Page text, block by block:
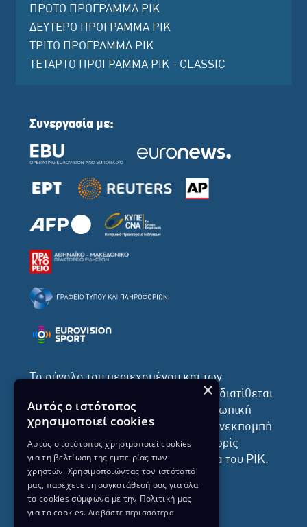
ΠΡΩΤΟ ΠΡΟΓΡΑΜΜΑ ΡΙΚ
ΔΕΥΤΕΡΟ ΠΡΟΓΡΑΜΜΑ ΡΙΚ
ΤΡΙΤΟ ΠΡΟΓΡΑΜΜΑ ΡΙΚ
ΤΕΤΑΡΤΟ ΠΡΟΓΡΑΜΜΑ ΡΙΚ - CLASSIC
Συνεργασία με:
Το σύνολο του περιεχομένου και των
υπηρεσιών της ιστοσελίδας του ΡΙΚ διατίθεται
στους επισκέπτες αυστηρά για προσωπική
χρήση. Απαγορεύεται η χρήση ή επανεκπομπή
του, σε οποιοδήποτε μορφή, με ή χωρίς
επεξεργασία και χωρίς γραπτή άδεια του ΡΙΚ.
×
Αυτός ο ιστότοπος
χρησιμοποιεί cookies
Αυτός ο ιστότοπος χρησιμοποιεί cookies
για τη βελτίωση της εμπειρίας των
χρηστών. Χρησιμοποιώντας τον ιστότοπό
μας, παρέχετε τη συγκατάθεσή σας για όλα
τα cookies σύμφωνα με την Πολιτική μας
για τα cookies. Διαβάστε περισσότερα